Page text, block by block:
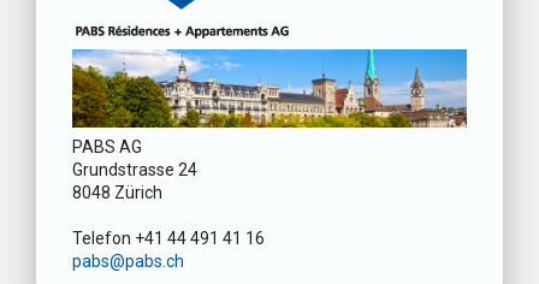
PABS AG
Grundstrasse 24
8048 Zürich
Telefon +41 44 491 41 16
pabs@pabs.ch